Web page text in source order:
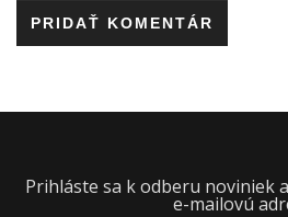
Prihláste sa k odberu noviniek
e-mailovú